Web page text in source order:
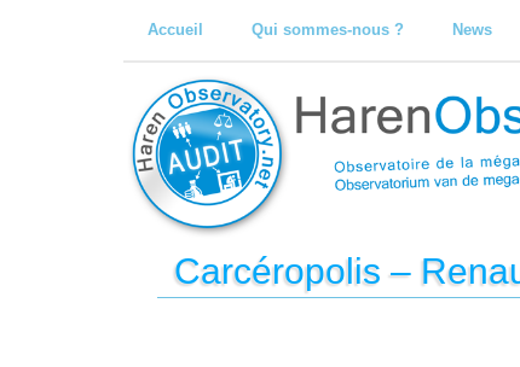
Accueil Qui sommes-nous ? News
Carcéropolis –